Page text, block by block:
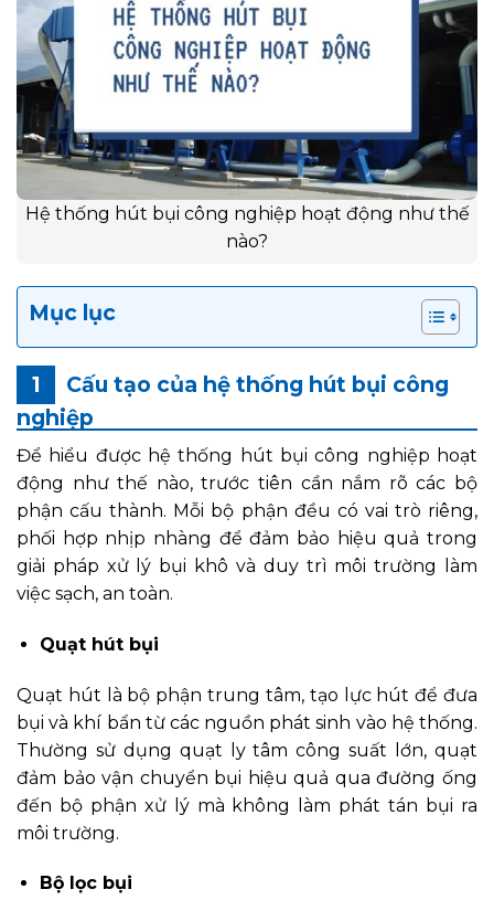
Hệ thống hút bụi công nghiệp hoạt động như thế
nào?
Mục lục
Cấu tạo của hệ thống hút bụi công
nghiệp
Để hiểu được hệ thống hút bụi công nghiệp hoạt
động như thế nào, trước tiên cần nắm rõ các bộ
phận cấu thành. Mỗi bộ phận đều có vai trò riêng,
phối hợp nhịp nhàng để đảm bảo hiệu quả trong
giải pháp xử lý bụi khô và duy trì môi trường làm
việc sạch, an toàn.
Quạt hút bụi
Quạt hút là bộ phận trung tâm, tạo lực hút để đưa
bụi và khí bẩn từ các nguồn phát sinh vào hệ thống.
Thường sử dụng quạt ly tâm công suất lớn, quạt
đảm bảo vận chuyển bụi hiệu quả qua đường ống
đến bộ phận xử lý mà không làm phát tán bụi ra
môi trường.
Bộ lọc bụi